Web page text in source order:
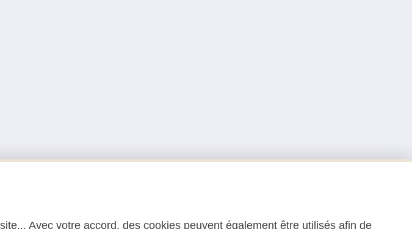
Avec votre accord, des cookies peuvent également être utilisés afin de